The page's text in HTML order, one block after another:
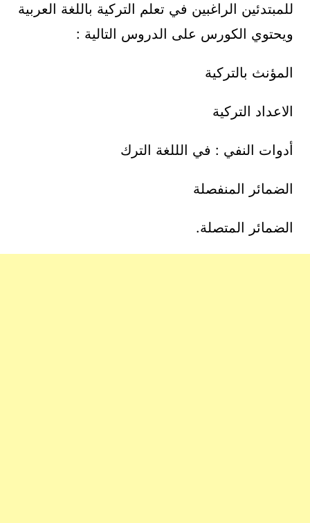
للمبتدئين الراغبين في تعلم التركية باللغة العربية
ويحتوي الكورس على الدروس التالية :
المؤنث بالتركية
الاعداد التركية
أدوات النفي : في الللغة الترك
الضمائر المنفصلة
الضمائر المتصلة.